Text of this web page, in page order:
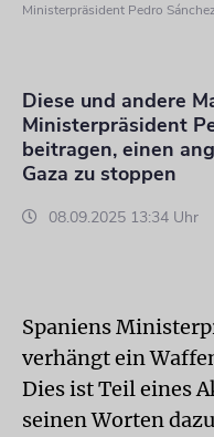
Ministerpräsident Pedro
Diese und andere
Ministerpräsident
beitragen, einen
Gaza zu stoppen
08.09.2025 13:34 Uhr
Spaniens
verhängt ein
Dies ist Teil eines
seinen Worten